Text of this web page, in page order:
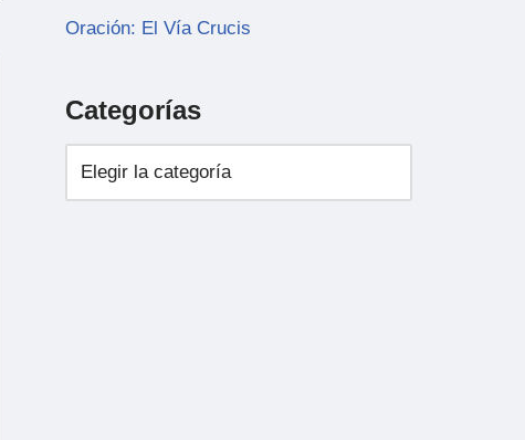
Oración: El Vía Crucis
Categorías